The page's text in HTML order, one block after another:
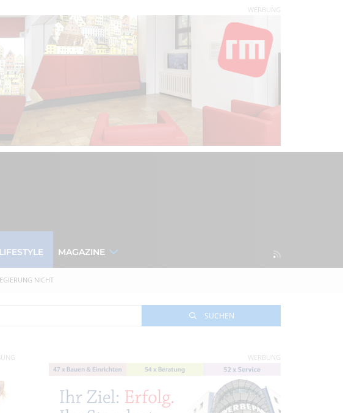
WERBUNG
MAGAZINE
NICHT
SUCHEN
WERBUNG